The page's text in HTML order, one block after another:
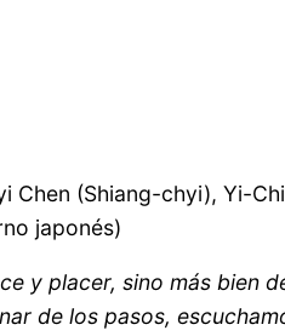
Chen (Shiang-chyi), Yi-
japonés)
y placer, sino más bien
de los pasos,